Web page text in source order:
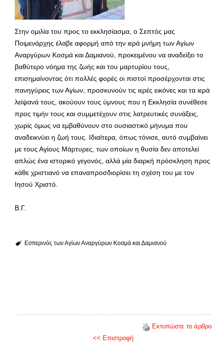
Στην ομιλία του προς το εκκλησίασμα, ο Σεπτός μας
Ποιμενάρχης έλαβε αφορμή από την ιερά μνήμη των Αγίων
Αναργύρων Κοσμά και Δαμιανού, προκειμένου να αναδείξει το
βαθύτερο νόημα της ζωής και του μαρτυρίου τους,
επισημαίνοντας ότι πολλές φορές οι πιστοί προσέρχονται στις
πανηγύρεις των Αγίων, προσκυνούν τις ιερές εικόνες και τα ιερά
λείψανά τους, ακούουν τους ύμνους που η Εκκλησία συνέθεσε
προς τιμήν τους και συμμετέχουν στις λατρευτικές συνάξεις,
χωρίς όμως να εμβαθύνουν στο ουσιαστικό μήνυμα που
αναδεικνύει η ζωή τους. Ιδιαίτερα, όπως τόνισε, αυτό συμβαίνει
με τους Αγίους Μάρτυρες, των οποίων η θυσία δεν αποτελεί
απλώς ένα ιστορικό γεγονός, αλλά μία διαρκή πρόσκληση προς
κάθε χριστιανό να επαναπροσδιορίσει τη σχέση του με τον
Ιησού Χριστό.
Β.Γ.
Εσπερινός των Αγίων Αναργύρων Κοσμά και Δαμιανού
Εκτυπώστε το άρθρο
<< Επιστροφή